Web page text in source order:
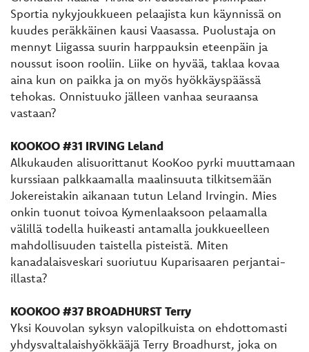
Sportia nykyjoukkueen pelaajista kun käynnissä on
kuudes peräkkäinen kausi Vaasassa. Puolustaja on
mennyt Liigassa suurin harppauksin eteenpäin ja
noussut isoon rooliin. Liike on hyvää, taklaa kovaa
aina kun on paikka ja on myös hyökkäyspäässä
tehokas. Onnistuuko jälleen vanhaa seuraansa
vastaan?
KOOKOO #31 IRVING Leland
Alkukauden alisuorittanut KooKoo pyrki muuttamaan
kurssiaan palkkaamalla maalinsuuta tilkitsemään
Jokereistakin aikanaan tutun Leland Irvingin. Mies
onkin tuonut toivoa Kymenlaaksoon pelaamalla
välillä todella huikeasti antamalla joukkueelleen
mahdollisuuden taistella pisteistä. Miten
kanadalaisveskari suoriutuu Kuparisaaren perjantai-
illasta?
KOOKOO #37 BROADHURST Terry
Yksi Kouvolan syksyn valopilkuista on ehdottomasti
yhdysvaltalaishyökkääjä Terry Broadhurst, joka on